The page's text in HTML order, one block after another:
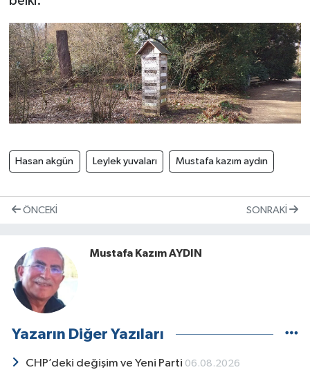
Hasan akgün Leylek yuvaları Mustafa kazım aydın
ÖNCEKI SONRAKI
Mustafa Kazım AYDIN
Yazarın Diğer Yazıları
CHP’deki değişim ve Yeni Parti 06.08.2026